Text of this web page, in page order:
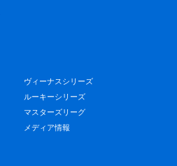
ヴィーナスシリーズ
ルーキーシリーズ
マスターズリーグ
メディア情報